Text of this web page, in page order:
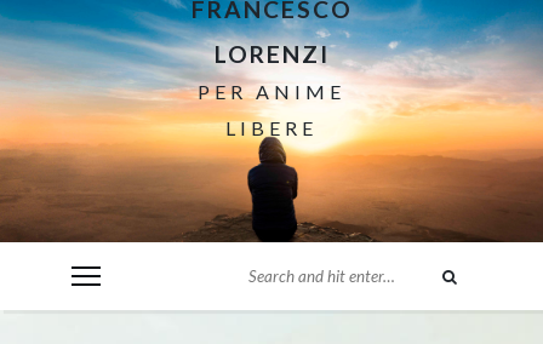
FRANCESCO
LORENZI
PER ANIME
LIBERE